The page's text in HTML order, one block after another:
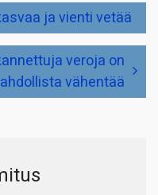
ja vienti vetää
veroja on
vähentää